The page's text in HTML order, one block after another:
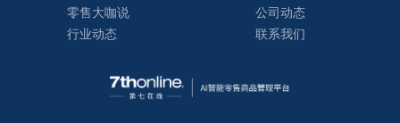
零售大咖说
行业动态
公司动态
联系我们